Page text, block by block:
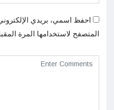
احفظ اسمي، بريدي
المتصفح لاستخدامها المرة